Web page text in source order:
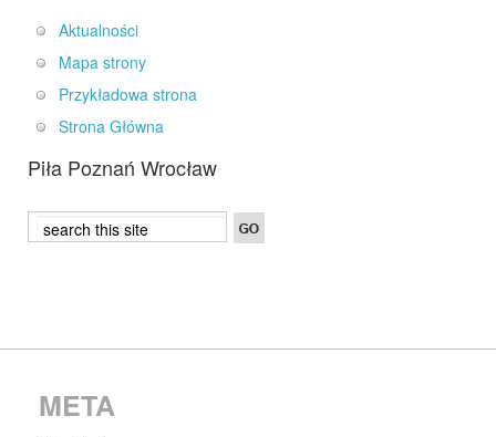
Aktualności
Mapa strony
Przykładowa strona
Strona Główna
Piła Poznań Wrocław
META